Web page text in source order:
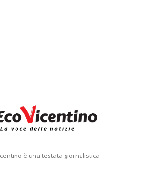
è una testata giornalistica